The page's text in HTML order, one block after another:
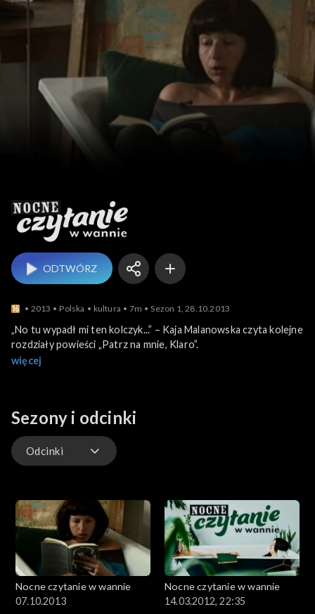
Nocne czytanie w
ODTWÓRZ
2013 Polska kultura 7m Sezon 1, 28.10.2013
„No tu wypadł mi ten kolczyk...” – Kaja Malanowska czyta kolejne
rozdziały powieści „Patrz na mnie, Klaro”.
więcej
Sezony i odcinki
Odcinki
Nocne czytanie w wannie
07.10.2013
Nocne czytanie w wannie
14.03.2012, 22:35